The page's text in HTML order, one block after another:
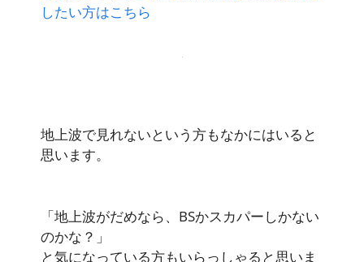
したい方はこちら
地上波で見れないという方もなかにはいると
思います。
「地上波がだめなら、BSかスカパーしかない
のかな？」
と気になっている方もいらっしゃると思いま